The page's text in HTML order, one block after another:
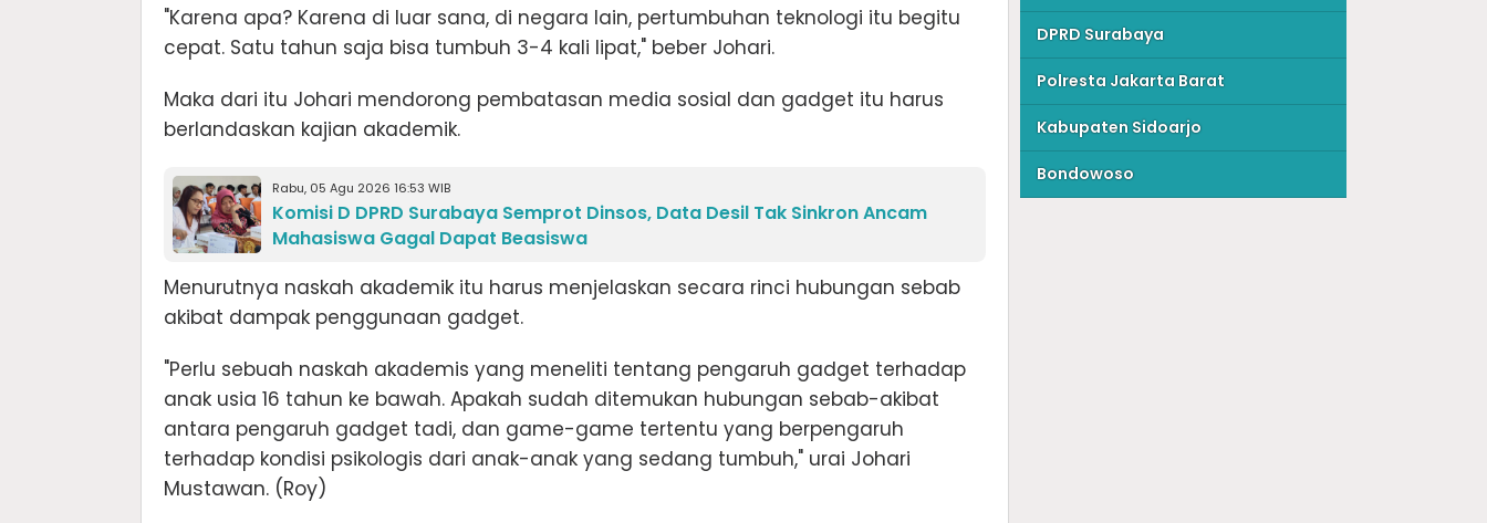
"Karena apa? Karena di luar sana, di negara lain, pertumbuhan teknologi itu begitu
cepat. Satu tahun saja bisa tumbuh 3-4 kali lipat," beber Johari.
Maka dari itu Johari mendorong pembatasan media sosial dan gadget itu harus
berlandaskan kajian akademik.
Rabu, 05 Agu 2026 16:53 WIB
Komisi D DPRD Surabaya Semprot Dinsos, Data Desil Tak Sinkron Ancam
Mahasiswa Gagal Dapat Beasiswa
Menurutnya naskah akademik itu harus menjelaskan secara rinci hubungan sebab
akibat dampak penggunaan gadget.
"Perlu sebuah naskah akademis yang meneliti tentang pengaruh gadget terhadap
anak usia 16 tahun ke bawah. Apakah sudah ditemukan hubungan sebab-akibat
antara pengaruh gadget tadi, dan game-game tertentu yang berpengaruh
terhadap kondisi psikologis dari anak-anak yang sedang tumbuh," urai Johari
Mustawan. (Roy)
DPRD Surabaya
Polresta Jakarta Barat
Kabupaten Sidoarjo
Bondowoso